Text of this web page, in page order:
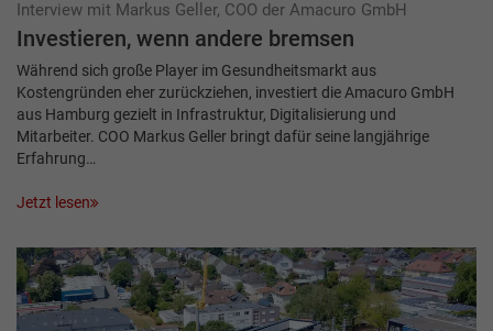
Interview mit Markus Geller, COO der Amacuro GmbH
Investieren, wenn andere bremsen
Während sich große Player im Gesundheitsmarkt aus
Kostengründen eher zurückziehen, investiert die Amacuro GmbH
aus Hamburg gezielt in Infrastruktur, Digitalisierung und
Mitarbeiter. COO Markus Geller bringt dafür seine langjährige
Erfahrung…
Jetzt lesen